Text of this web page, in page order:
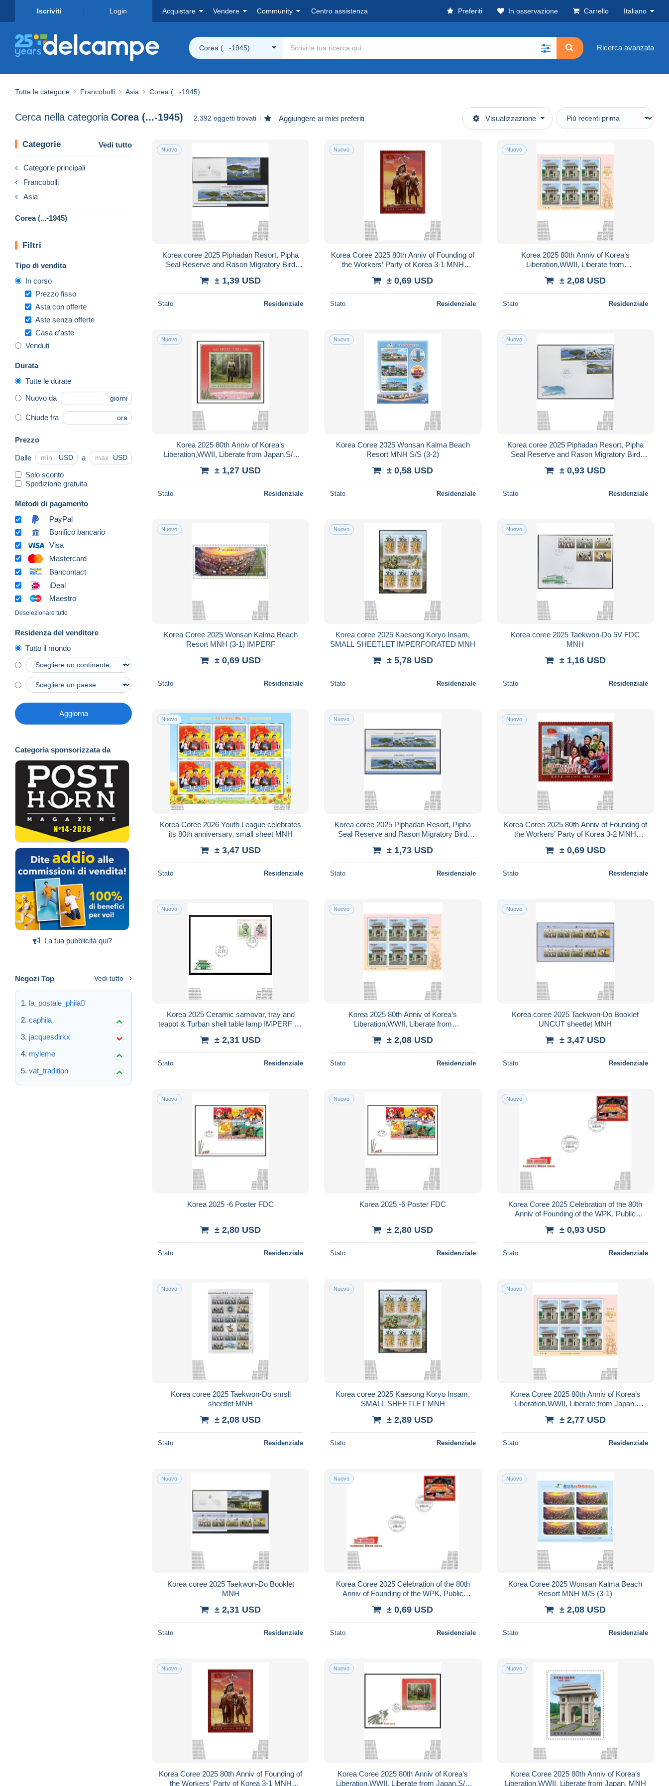
Iscriviti Login Acquistare Vendere Community Centro assistenza Preferiti In osservazione Carrello Italiano
Corea (...-1945) Ricerca avanzata
Tutte le categorie Francobolli Asia Corea (...-1945)
Cerca nella categoria Corea (...-1945) 2.392 oggetti trovati Aggiungere ai miei preferiti Visualizzazione
Categorie Vedi tutto
Categorie principali
Francobolli
Asia
Corea (...-1945)
Filtri
Tipo di vendita
In corso
Prezzo fisso
Asta con offerte
Aste senza offerte
Casa d'aste
Venduti
Durata
Tutte le durate
Nuovo da giorni
Chiude fra ora
Prezzo
Dalle USD a USD
Solo sconto
Spedizione gratuita
Metodi di pagamento
PayPal
Bonifico bancario
Visa
Mastercard
Bancontact
iDeal
Maestro
Deselezionare tutto
Residenza del venditore
Tutto il mondo
Aggiorna
Categoria sponsorizzata da
La tua pubblicità qui?
Negozi Top Vedi tutto
la_postale_phila
caphila
jacquesdirkx
myleme
vat_tradition
Nuovo
Korea coree 2025 Piphadan Resort, Pipha
Seal Reserve and Rason Migratory Bird
± 1,39 USD
Stato Residenziale
Nuovo
Korea Coree 2025 80th Anniv of Founding of
the Workers’ Party of Korea 3-1 MNH
± 0,69 USD
Stato Residenziale
Nuovo
Korea 2025 80th Anniv of Korea’s
Liberation,WWII, Liberate from
± 2,08 USD
Stato Residenziale
Nuovo
Korea 2025 80th Anniv of Korea’s
Liberation,WWII, Liberate from Japan.S/S
± 1,27 USD
Stato Residenziale
Nuovo
Korea Coree 2025 Wonsan Kalma Beach
Resort MNH S/S (3-2)
± 0,58 USD
Stato Residenziale
Nuovo
Korea coree 2025 Piphadan Resort, Pipha
Seal Reserve and Rason Migratory Bird
± 0,93 USD
Stato Residenziale
Nuovo
Korea Coree 2025 Wonsan Kalma Beach
Resort MNH (3-1) IMPERF
± 0,69 USD
Stato Residenziale
Nuovo
Korea coree 2025 Kaesong Koryo Insam,
SMALL SHEETLET IMPERFORATED MNH
± 5,78 USD
Stato Residenziale
Nuovo
Korea coree 2025 Taekwon-Do 5V FDC
MNH
± 1,16 USD
Stato Residenziale
Nuovo
Korea Coree 2026 Youth League celebrates
its 80th anniversary, small sheet MNH
± 3,47 USD
Stato Residenziale
Nuovo
Korea coree 2025 Piphadan Resort, Pipha
Seal Reserve and Rason Migratory Bird
MNH
± 1,73 USD
Stato Residenziale
Nuovo
Korea Coree 2025 80th Anniv of Founding of
the Workers’ Party of Korea 3-2 MNH
± 0,69 USD
Stato Residenziale
Nuovo
Korea 2025 Ceramic samovar, tray and
teapot & Turban shell table lamp IMPERF 2V
± 2,31 USD
Stato Residenziale
Nuovo
Korea 2025 80th Anniv of Korea’s
Liberation,WWII, Liberate from
± 2,08 USD
Stato Residenziale
Nuovo
Korea coree 2025 Taekwon-Do Booklet
UNCUT sheetlet MNH
± 3,47 USD
Stato Residenziale
Nuovo
Korea 2025 -6 Poster FDC
± 2,80 USD
Stato Residenziale
Nuovo
Korea 2025 -6 Poster FDC
± 2,80 USD
Stato Residenziale
Nuovo
Korea Coree 2025 Celebration of the 80th
Anniv of Founding of the WPK, Public
± 0,93 USD
Stato Residenziale
Nuovo
Korea coree 2025 Taekwon-Do smsll
sheetlet MNH
± 2,08 USD
Stato Residenziale
Nuovo
Korea coree 2025 Kaesong Koryo Insam,
SMALL SHEETLET MNH
± 2,89 USD
Stato Residenziale
Nuovo
Korea Coree 2025 80th Anniv of Korea’s
Liberation,WWII, Liberate from Japan.
± 2,77 USD
Stato Residenziale
Nuovo
Korea coree 2025 Taekwon-Do Booklet
MNH
± 2,31 USD
Stato Residenziale
Nuovo
Korea Coree 2025 Celebration of the 80th
Anniv of Founding of the WPK, Public
± 0,69 USD
Stato Residenziale
Nuovo
Korea Coree 2025 Wonsan Kalma Beach
Resort MNH M/S (3-1)
± 2,08 USD
Stato Residenziale
Nuovo
Korea Coree 2025 80th Anniv of Founding of
the Workers’ Party of Korea 3-1 MNH
Nuovo
Korea Coree 2025 80th Anniv of Korea’s
Liberation,WWII, Liberate from Japan.S/S
Nuovo
Korea Coree 2025 80th Anniv of Korea’s
Liberation,WWII, Liberate from Japan. MNH